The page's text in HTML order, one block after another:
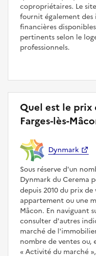
copropriétaires. Le
fournit également des
financières
pertinents selon le
professionnels.
Quel est le
Farges-lès-
Dynmark
Sous réserve d'un
Dynmark du Cerema
depuis 2010 du prix
appartement ou une
Mâcon. En naviguant
consulter d'autres
marché de
nombre de ventes
Activité du marché